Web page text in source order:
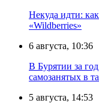
Некуда идти:
«Wildberries»
6 августа, 10:36
В Бурятии за
самозанятых в
5 августа, 14:53